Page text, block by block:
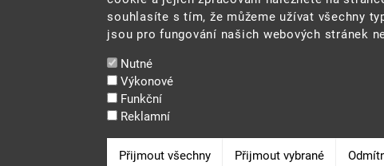
Stav životního
Environmentální
souhlasíte s tím, že můžeme užívat všechny
jsou pro fungování našich webových stránek
Nutné
Výkonové
Funkční
Reklamní
Přijmout všechny Přijmout vybrané